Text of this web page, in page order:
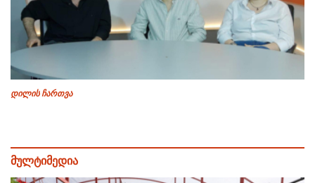
დილის ჩართვა
მულტიმედია